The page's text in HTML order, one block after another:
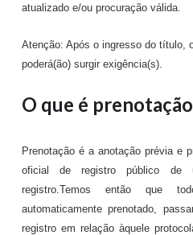
atualizado e/ou procuração válida.
Atenção: Após o ingresso do título,
poderá(ão) surgir exigência(s).
O que é
Prenotação é a anotação prévia e
oficial de registro público de
registro.Temos então que
automaticamente prenotado,
registro em relação àquele